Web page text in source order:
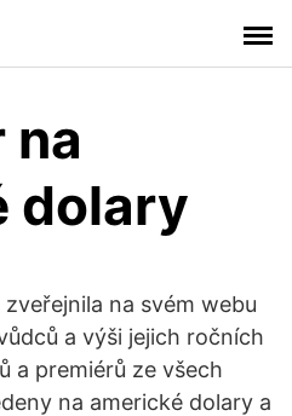
dolary
na svém webu
a výši jejich ročních
a premiérů ze všech
na americké dolary a